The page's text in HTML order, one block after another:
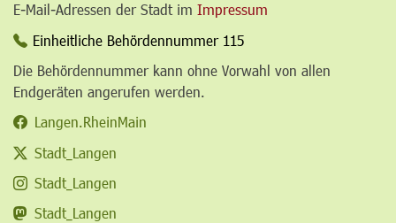
E-Mail-Adressen der Stadt im Impressum
Einheitliche Behördennummer 115
Die Behördennummer kann ohne Vorwahl von allen
Endgeräten angerufen werden.
Langen.RheinMain
Stadt_Langen
Stadt_Langen
Stadt_Langen